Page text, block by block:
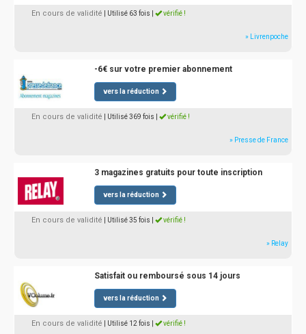
En cours de validité | Utilisé 63 fois vérifié !
» Livrenpoche
-6€ sur votre premier abonnement
vers la réduction
En cours de validité | Utilisé 369 fois vérifié !
» Presse de France
3 magazines gratuits pour toute inscription
vers la réduction
En cours de validité | Utilisé 35 fois vérifié !
» Relay
Satisfait ou remboursé sous 14 jours
vers la réduction
En cours de validité | Utilisé 12 fois vérifié !